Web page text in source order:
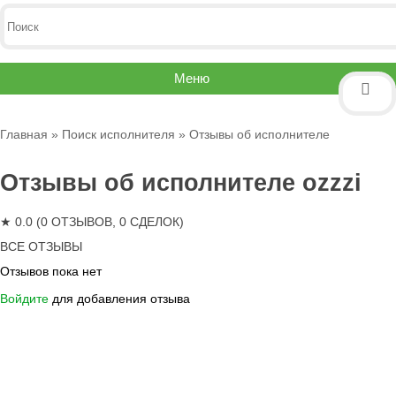
Меню
Главная » Поиск исполнителя » Отзывы об исполнителе
Отзывы об исполнителе ozzzi
★ 0.0 (0 ОТЗЫВОВ, 0 СДЕЛОК)
ВСЕ ОТЗЫВЫ
Отзывов пока нет
Войдите для добавления отзыва